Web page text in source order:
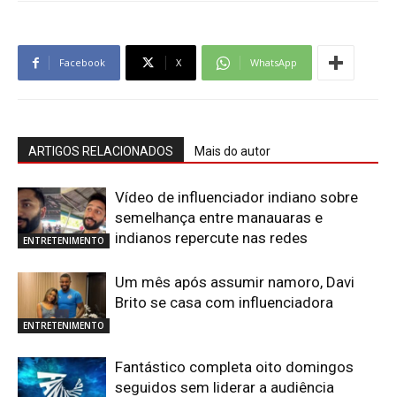
Facebook X WhatsApp
ARTIGOS RELACIONADOS Mais do autor
ENTRETENIMENTO
Vídeo de influenciador indiano sobre
semelhança entre manauaras e
indianos repercute nas redes
ENTRETENIMENTO
Um mês após assumir namoro, Davi
Brito se casa com influenciadora
Fantástico completa oito domingos
seguidos sem liderar a audiência